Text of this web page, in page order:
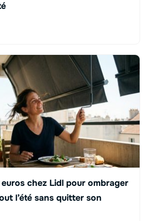
chez Lidl pour ombrager
l’été sans quitter son